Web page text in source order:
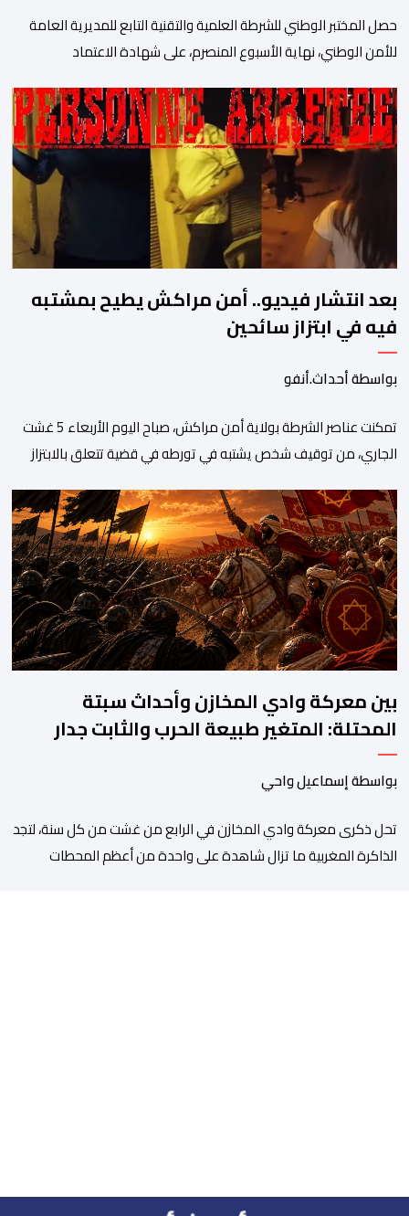
حصل المختبر الوطني للشرطة العلمية والتقنية التابع للمديرية العامة
للأمن الوطني، نهاية الأسبوع المنصرم، على شهادة الاعتماد
مختلف التخصصات والخبرات الشرعية، بما فيها فروع البيولوجيا والكيمياء،
وتدقيق وفحص الوثائق، والحرائق والمتفجرات، وكذا الآثار الرقمية
والمخدرات والمواد السمومية.وكانت المنظمة الأمريكية للاعتماد
والتقييس ″The ANSI National Accreditation Board″، المختصة […]
بعد انتشار فيديو.. أمن مراكش يطيح بمشتبه
فيه في ابتزاز سائحين
بواسطة أحداث.أنفو
تمكنت عناصر الشرطة بولاية أمن مراكش، صباح اليوم الأربعاء 5 غشت
الجاري، من توقيف شخص يشتبه في تورطه في قضية تتعلق بالابتزاز
سائحين أجنبيين للابتزاز بالمدينة العتيقة بمراكش، وطالبهما بمبلغ مالي
غير مستحق بدعوى ممارسة نشاط مرتبط بالإرشاد السياحي بدون
رخصة، وهي الأفعال الإجرامية التي […]
بين معركة وادي المخازن وأحداث سبتة
المحتلة: المتغير طبيعة الحرب والثابت جدار
الصد الوطني
بواسطة إسماعيل واحي
تحل ذكرى معركة وادي المخازن في الرابع من غشت من كل سنة، لتجد
الذاكرة المغربية ما تزال شاهدة على واحدة من أعظم المحطات